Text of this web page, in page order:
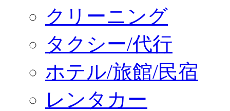
クリーニング
タクシー/代行
ホテル/旅館/民宿
レンタカー